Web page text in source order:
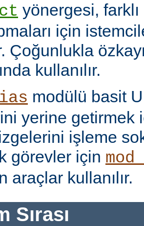
yönergesi,
için
Çoğunlukla
kullanılır.
modülü basit
yerine getirmek
işleme
görevler için
araçlar kullanılır.
Sırası